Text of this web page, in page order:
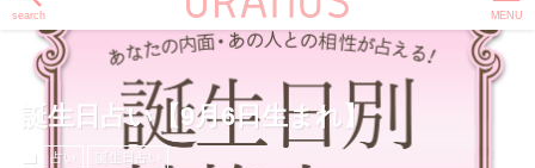
search MENU
誕生日占い【9月6日生まれ】
占い 誕生日占い